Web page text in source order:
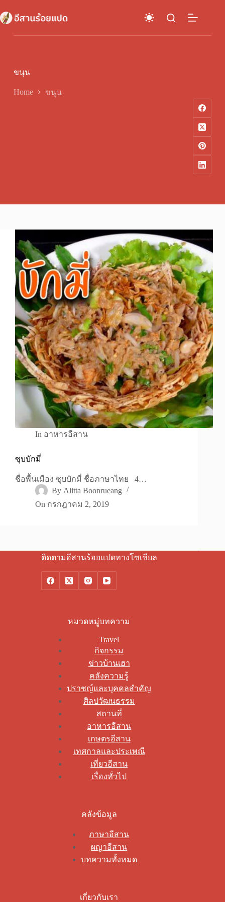
to
content
ขนุน
Home ขนุน
In อาหารอีสาน
ซุบบักมี่
ชื่อพื้นเมือง ซุบบักมี่ ชื่อภาษาไทย 4…
By Alitta Boonrueang
On กรกฎาคม 2, 2019
ติดตามอีสานร้อยแปดทางโซเชียล
หมวดหมู่บทความ
Travel
กิจกรรม
ข่าวบ้านเฮา
คลังความรู้
ปราชญ์และบุคคลสำคัญ
ศิลปวัฒนธรรม
สถานที่
อาหารอีสาน
เกษตรอีสาน
เทศกาลและประเพณี
เที่ยวอีสาน
เรื่องทั่วไป
คลังข้อมูล
ภาษาอีสาน
ผญาอีสาน
บทความทั้งหมด
เกี่ยวกับเรา